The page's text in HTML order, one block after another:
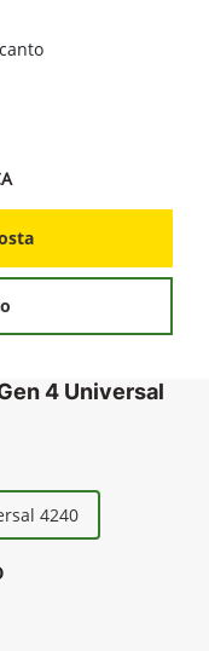
4 Universal
4240